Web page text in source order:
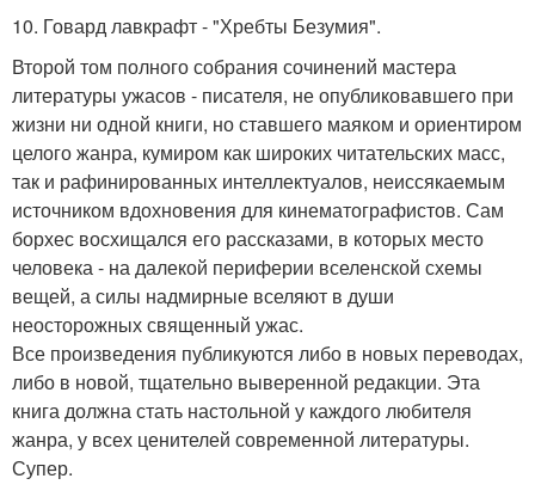
10. Говард лавкрафт - "Хребты Безумия".
Второй том полного собрания сочинений мастера
литературы ужасов - писателя, не опубликовавшего при
жизни ни одной книги, но ставшего маяком и ориентиром
целого жанра, кумиром как широких читательских масс,
так и рафинированных интеллектуалов, неиссякаемым
источником вдохновения для кинематографистов. Сам
борхес восхищался его рассказами, в которых место
человека - на далекой периферии вселенской схемы
вещей, а силы надмирные вселяют в души
неосторожных священный ужас.
Все произведения публикуются либо в новых переводах,
либо в новой, тщательно выверенной редакции. Эта
книга должна стать настольной у каждого любителя
жанра, у всех ценителей современной литературы.
Супер.